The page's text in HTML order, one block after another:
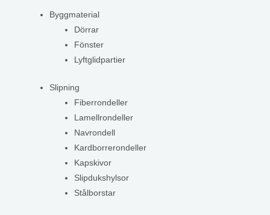
Byggmaterial
Dörrar
Fönster
Lyftglidpartier
Slipning
Fiberrondeller
Lamellrondeller
Navrondell
Kardborrerondeller
Kapskivor
Slipdukshylsor
Stålborstar